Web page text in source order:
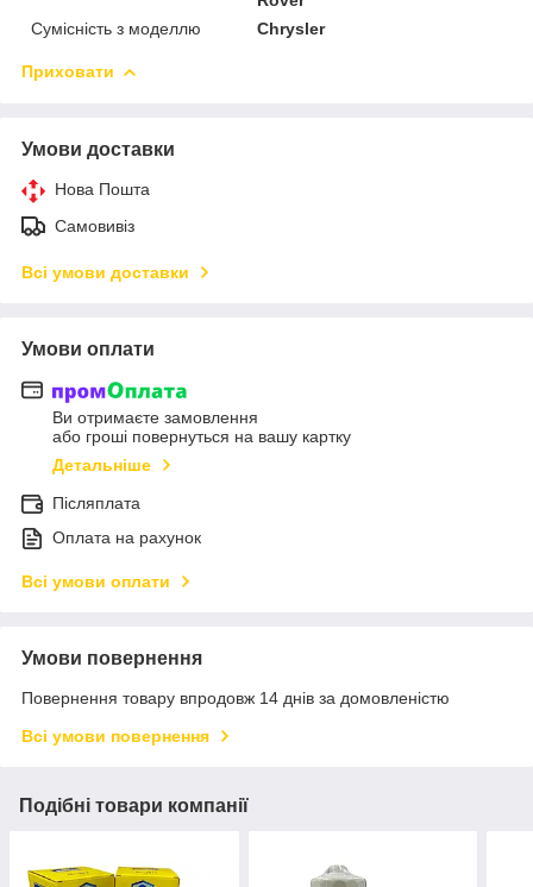
Сумісність з моделлю
Chrysler
Приховати
Умови доставки
Нова Пошта
Самовивіз
Всі умови доставки
Умови оплати
Ви отримаєте замовлення
або гроші повернуться на вашу картку
Детальніше
Післяплата
Оплата на рахунок
Всі умови оплати
Умови повернення
Повернення товару впродовж 14 днів за домовленістю
Всі умови повернення
Подібні товари компанії